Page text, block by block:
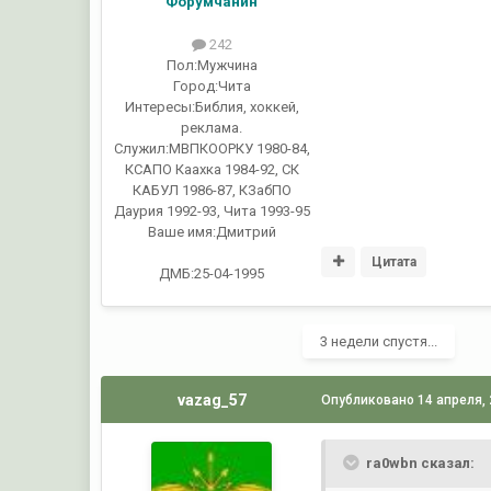
242
Пол:Мужчина
Город:Чита
Интересы:Библия, хоккей,
реклама.
Служил:МВПКООРКУ 1980-84,
КСАПО Каахка 1984-92, СК
КАБУЛ 1986-87, КЗабПО
Даурия 1992-93, Чита 1993-95
Ваше имя:Дмитрий
ДМБ:25-04-1995
Цитата
3 недели спустя...
vazag_57 Опубликовано14 апреля,
ra0wbn сказал: